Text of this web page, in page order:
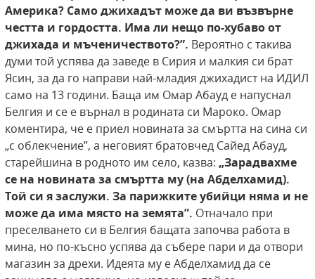
Америка? Само джихадът може да ви възвърне
честта и гордостта. Има ли нещо по-хубавоот
джихада и мъченичеството?”. Вероятно с такива
думи той успява да заведе в Сирия и малкия си брат
Ясин, за да го направи най-младия джихадист на ИДИЛ
само на 13 години. Баща им Омар Абауд е напуснал
Белгия и се е върнал в родината си Мароко. Омар
коментира, че е приел новината за смъртта на сина си
„с облекчение”, а неговият братовчед Сайед Абауд,
старейшина в родното им село, казва: „Зарадвахме
се на новината за смъртта му (на Абделхамид).
Той си я заслужи. За парижките убийци няма и не
може да има място на земята”. Отначало при
преселването си в Белгия бащата започва работа в
мина, но по-късно успява да събере пари и да отвори
магазин за дрехи. Идеята му е Абделхамид да се